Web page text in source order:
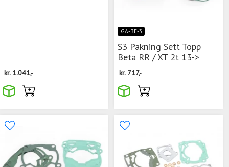
kr. 1.041,-
GA-BE-3
S3 Pakning Sett Topp
Beta RR / XT 2t 13->
kr. 717,-